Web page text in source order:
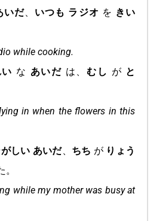
いだ、 いつも ラジオ を きい
while cooking.
な あいだ は、むし が と
in when the flowers in this
しい あいだ、 ちち が りょう
while my mother was busy at